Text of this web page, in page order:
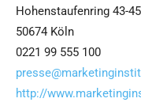
Hohenstaufenring 43-45
50674 Köln
0221 99 555 100
http://